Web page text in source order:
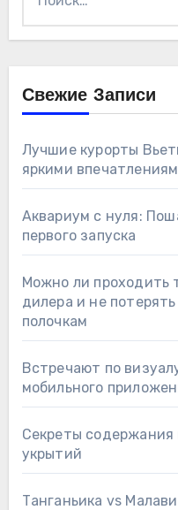
Свежие Записи
Лучшие курорты
яркими
Аквариум с нуля:
первого запуска
Можно ли проходить
дилера и не
полочкам
Встречают по
мобильного
Секреты
укрытий
Танганьика vs